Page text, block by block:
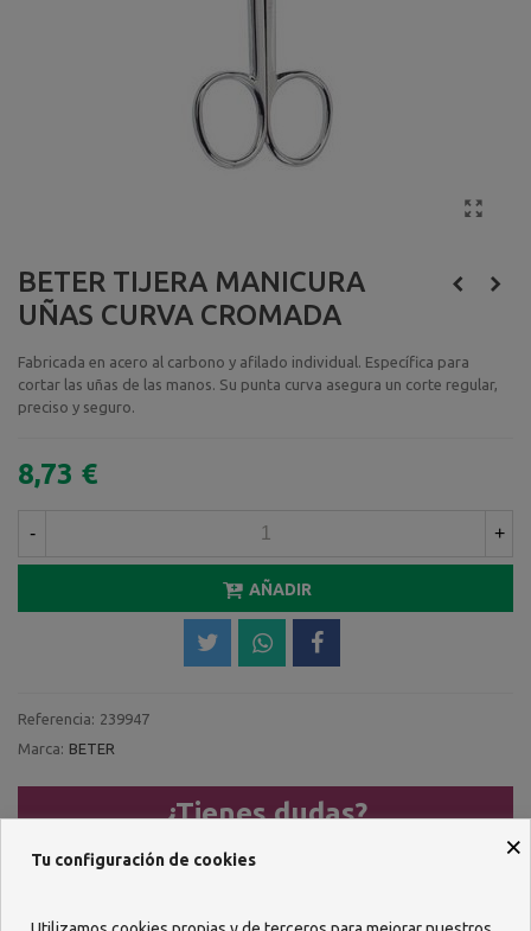
BETER TIJERA MANICURA
UÑAS CURVA CROMADA
Fabricada en acero al carbono y afilado individual. Específica para
cortar las uñas de las manos. Su punta curva asegura un corte regular,
preciso y seguro.
8,73 €
- +
AÑADIR
Referencia: 239947
Marca: BETER
¿Tienes dudas?
Llámanos al ×
Tu configuración de cookies